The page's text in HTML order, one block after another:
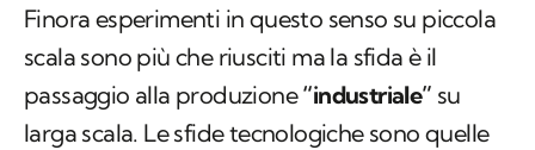
Finora esperimenti in questo senso su piccola
scala sono più che riusciti ma la sfida è il
passaggio alla produzione“industriale” su
larga scala. Le sfide tecnologiche sono quelle